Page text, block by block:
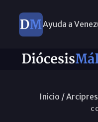
Ayuda a
Inicio /